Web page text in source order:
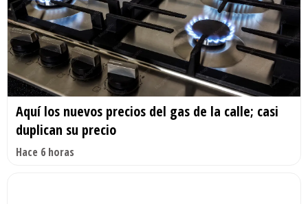
Aquí los nuevos precios del gas de la calle; casi
duplican su precio
Hace 6 horas